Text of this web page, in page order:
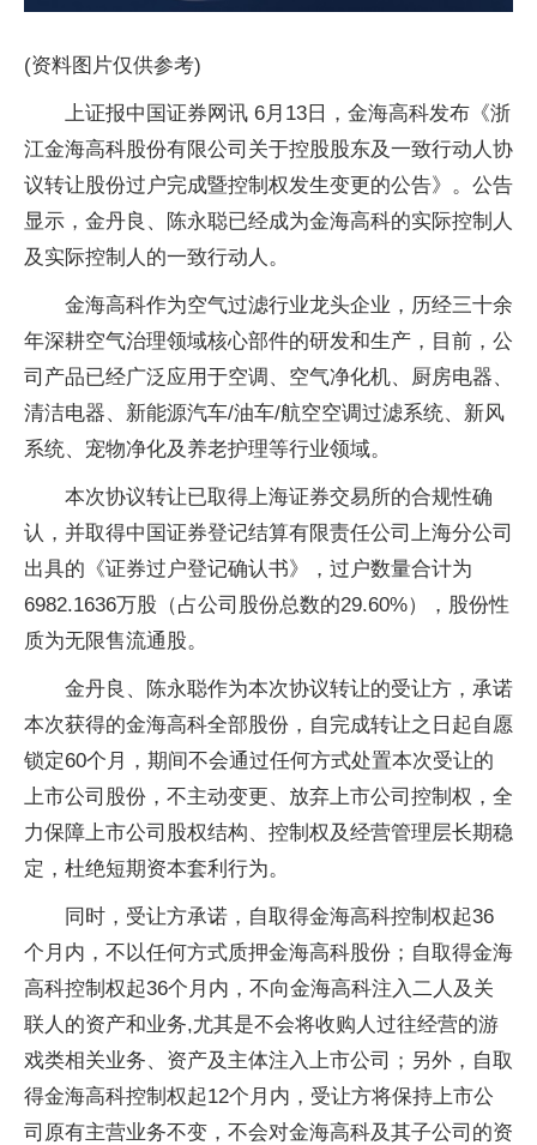
(资料图片仅供参考)
上证报中国证券网讯 6月13日，金海高科发布《浙
江金海高科股份有限公司关于控股股东及一致行动人协
议转让股份过户完成暨控制权发生变更的公告》。公告
显示，金丹良、陈永聪已经成为金海高科的实际控制人
及实际控制人的一致行动人。
金海高科作为空气过滤行业龙头企业，历经三十余
年深耕空气治理领域核心部件的研发和生产，目前，公
司产品已经广泛应用于空调、空气净化机、厨房电器、
清洁电器、新能源汽车/油车/航空空调过滤系统、新风
系统、宠物净化及养老护理等行业领域。
本次协议转让已取得上海证券交易所的合规性确
认，并取得中国证券登记结算有限责任公司上海分公司
出具的《证券过户登记确认书》，过户数量合计为
6982.1636万股（占公司股份总数的29.60%），股份性
质为无限售流通股。
金丹良、陈永聪作为本次协议转让的受让方，承诺
本次获得的金海高科全部股份，自完成转让之日起自愿
锁定60个月，期间不会通过任何方式处置本次受让的
上市公司股份，不主动变更、放弃上市公司控制权，全
力保障上市公司股权结构、控制权及经营管理层长期稳
定，杜绝短期资本套利行为。
同时，受让方承诺，自取得金海高科控制权起36
个月内，不以任何方式质押金海高科股份；自取得金海
高科控制权起36个月内，不向金海高科注入二人及关
联人的资产和业务,尤其是不会将收购人过往经营的游
戏类相关业务、资产及主体注入上市公司；另外，自取
得金海高科控制权起12个月内，受让方将保持上市公
司原有主营业务不变，不会对金海高科及其子公司的资